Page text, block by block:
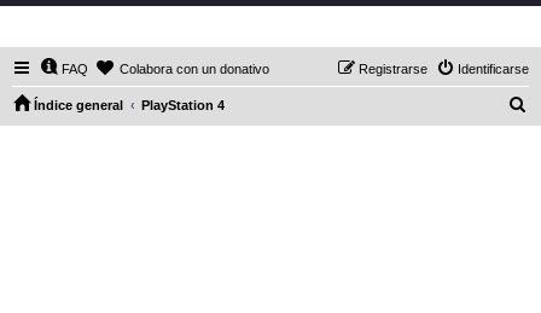
FAQ Colabora con un donativo Identificarse
Registrarse
Índice general PlayStation 4